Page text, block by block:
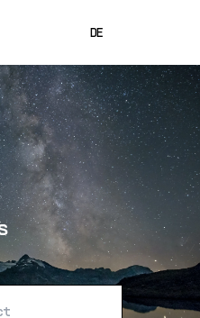
DE
ENGLISH
FRANÇAIS
ESPAÑOL
日本語
中文